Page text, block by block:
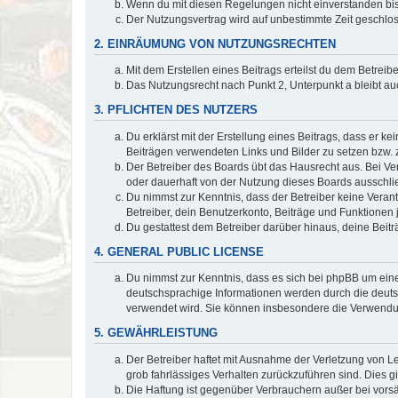
Wenn du mit diesen Regelungen nicht einverstanden
Der Nutzungsvertrag wird auf unbestimmte Zeit
2. EINRÄUMUNG VON NUTZUNGSRECHTEN
Mit dem Erstellen eines Beitrags erteilst du dem
Das Nutzungsrecht nach Punkt 2, Unterpunkt a bleibt
3. PFLICHTEN DES NUTZERS
Du erklärst mit der Erstellung eines Beitrags, dass er
Beiträgen verwendeten Links und Bilder zu setzen bzw.
Der Betreiber des Boards übt das Hausrecht aus. Bei
oder dauerhaft von der Nutzung dieses Boards
Du nimmst zur Kenntnis, dass der Betreiber keine
Betreiber, dein Benutzerkonto, Beiträge und
Du gestattest dem Betreiber darüber hinaus, deine
4. GENERAL PUBLIC LICENSE
Du nimmst zur Kenntnis, dass es sich bei phpBB um
deutschsprachige Informationen werden durch die
verwendet wird. Sie können insbesondere die
5. GEWÄHRLEISTUNG
Der Betreiber haftet mit Ausnahme der Verletzung von
grob fahrlässiges Verhalten zurückzuführen sind. Dies
Die Haftung ist gegenüber Verbrauchern außer bei